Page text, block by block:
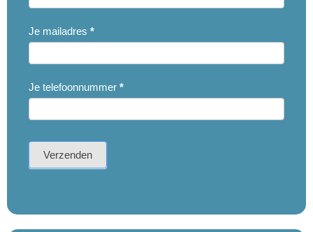
Je mailadres *
Je telefoonnummer *
Verzenden